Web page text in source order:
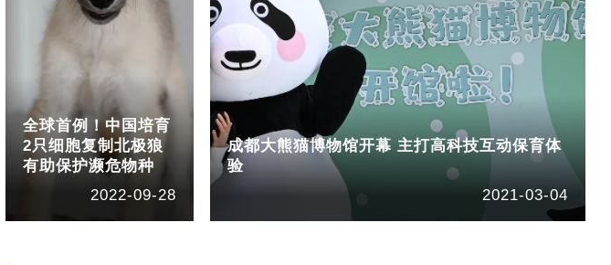
全球首例！中国培育
2只细胞复制北极狼
有助保护濒危物种
2022-09-28
成都大熊猫博物馆开幕 主打高科技互动保育体
验
2021-03-04